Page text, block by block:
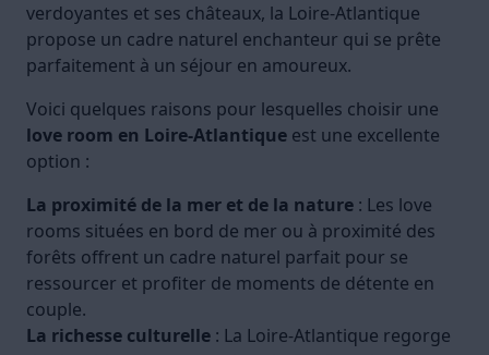
verdoyantes et ses châteaux, la Loire-Atlantique
propose un cadre naturel enchanteur qui se prête
parfaitement à un séjour en amoureux.
Voici quelques raisons pour lesquelles choisir une
love room en Loire-Atlantique est une excellente
option :
La proximité de la mer et de la nature : Les love
rooms situées en bord de mer ou à proximité des
forêts offrent un cadre naturel parfait pour se
ressourcer et profiter de moments de détente en
couple.
La richesse culturelle : La Loire-Atlantique regorge